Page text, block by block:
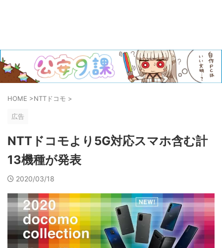
HOME >NTTドコモ >
広告
NTTドコモより5G対応スマホ含む計
13機種が発表
2020/03/18